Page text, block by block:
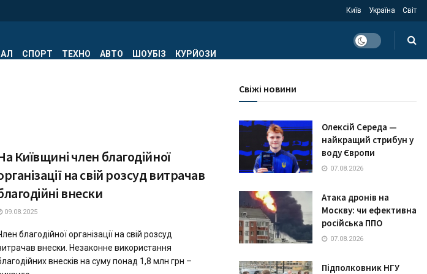
Київ Україна Світ
СПОРТ ТЕХНО АВТО ШОУБІЗ КУРЙОЗИ
Київщині член благодійної
на свій розсуд витрачав
внески
09.08.2025
благодійної організації на свій розсуд
внески. Незаконне використання
внесків на суму понад 1,8 млн грн –
Свіжі новини
Олексій Середа —
найкращий стрибун у
воду Європи
07.08.2026
Атака дронів на
Москву: чи ефективна
російська ППО
07.08.2026
Підполковник НГУ